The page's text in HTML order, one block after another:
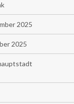
2025
2025